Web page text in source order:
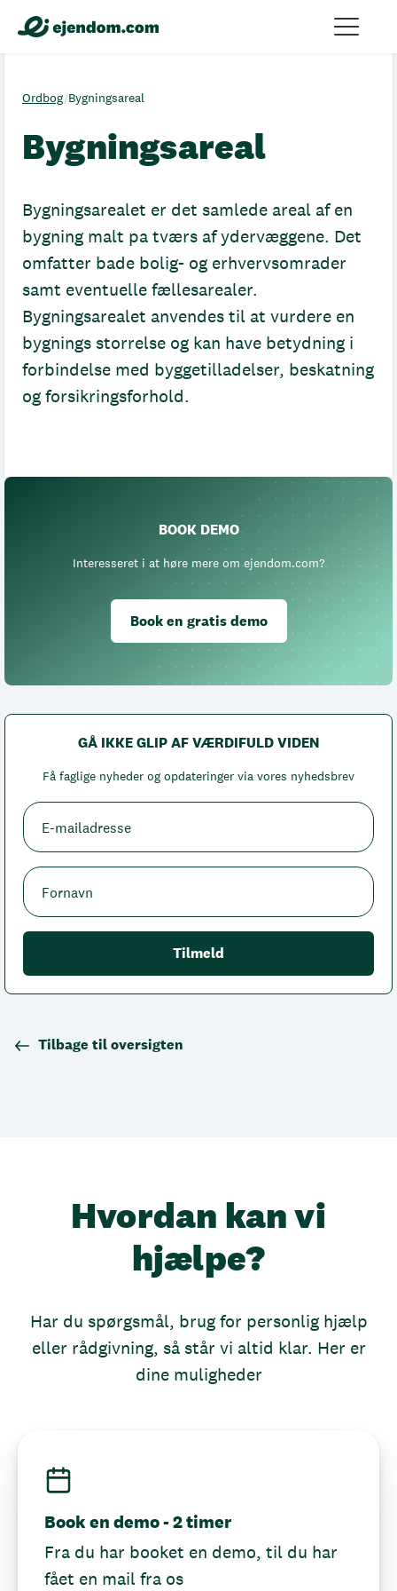
Ordbog/Bygningsareal
Bygningsareal
Bygningsarealet er det samlede areal af en
bygning malt pa tværs af ydervæggene. Det
omfatter bade bolig- og erhvervsomrader
samt eventuelle fællesarealer.
Bygningsarealet anvendes til at vurdere en
bygnings storrelse og kan have betydning i
forbindelse med byggetilladelser, beskatning
og forsikringsforhold.
BOOK DEMO
Interesseret i at høre mere om ejendom.com?
Book en gratis demo
GÅ IKKE GLIP AF VÆRDIFULD VIDEN
Få faglige nyheder og opdateringer via vores nyhedsbrev
Tilbage til oversigten
Hvordan kan vi
hjælpe?
Har du spørgsmål, brug for personlig hjælp
eller rådgivning, så står vi altid klar. Her er
dine muligheder
Book en demo - 2 timer
Fra du har booket en demo, til du har
fået en mail fra os